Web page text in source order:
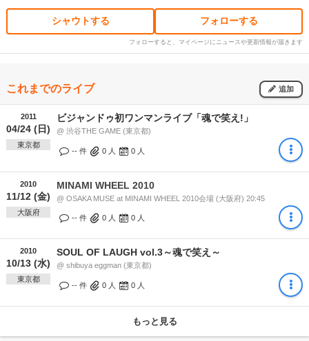
シャウトする フォローする
フォローすると、マイページにニュースや更新情報が届きます
これまでのライブ 追加
2011
04/24 (日)
東京都
ビジャンドゥ初ワンマンライブ「魂で笑え!」
@ 渋谷THE GAME (東京都)
-- 件 0 人 0 人
2010
11/12 (金)
大阪府
MINAMI WHEEL 2010
@ OSAKA MUSE at MINAMI WHEEL 2010会場 (大阪府) 20:45
-- 件 0 人 0 人
2010
10/13 (水)
東京都
SOUL OF LAUGH vol.3～魂で笑え～
@ shibuya eggman (東京都)
-- 件 0 人 0 人
もっと見る